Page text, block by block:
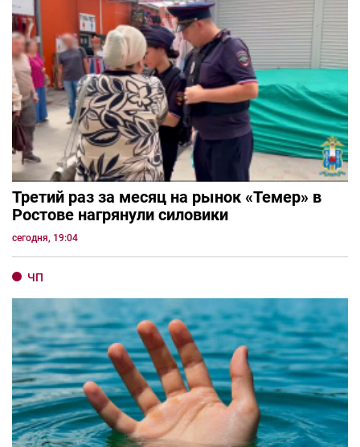
Третий раз за месяц на рынок «Темер» в
Ростове нагрянули силовики
сегодня, 19:04
ЧП